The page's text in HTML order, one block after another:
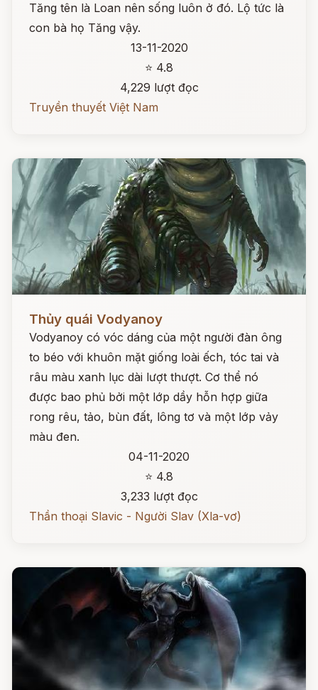
Tăng tên là Loan nên sống luôn ở đó. Lộ tức là
con bà họ Tăng vậy.
13-11-2020
⭐ 4.8
4,229 lượt đọc
Truyền thuyết Việt Nam
Thủy quái Vodyanoy
Vodyanoy có vóc dáng của một người đàn ông
to béo với khuôn mặt giống loài ếch, tóc tai và
râu màu xanh lục dài lượt thượt. Cơ thể nó
được bao phủ bởi một lớp dầy hỗn hợp giữa
rong rêu, tảo, bùn đất, lông tơ và một lớp vảy
màu đen.
04-11-2020
⭐ 4.8
3,233 lượt đọc
Thần thoại Slavic - Người Slav (Xla-vơ)